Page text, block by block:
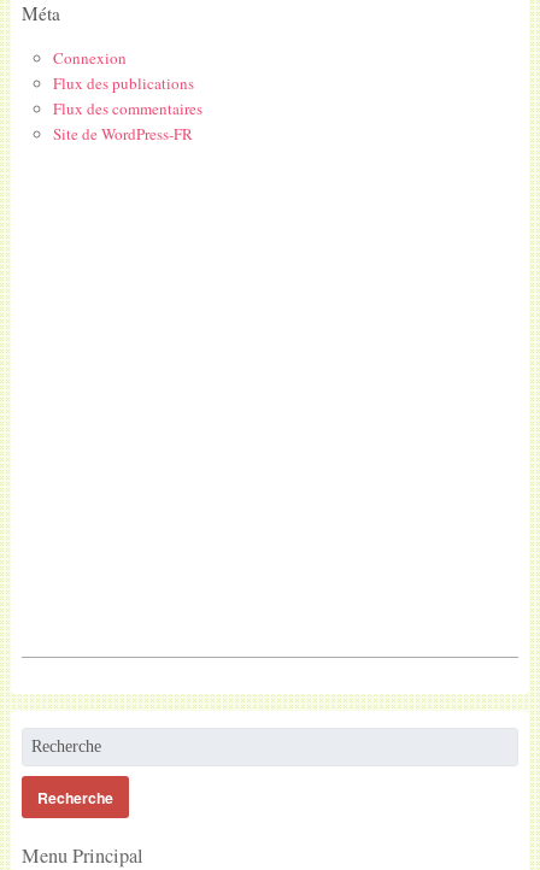
Méta
Connexion
Flux des publications
Flux des commentaires
Site de WordPress-FR
Menu Principal